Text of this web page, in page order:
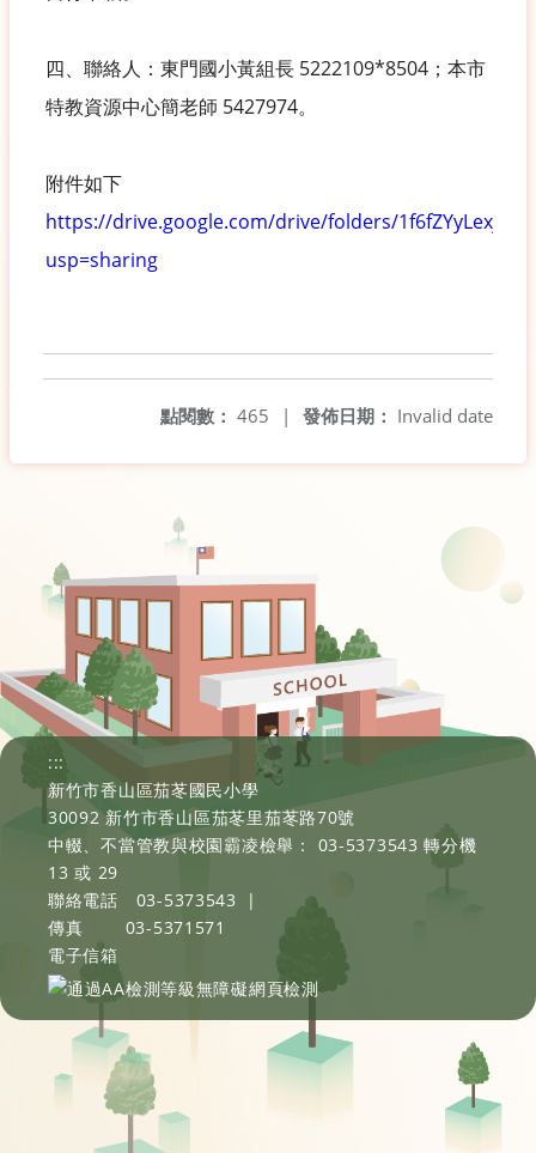
四、聯絡人：東門國小黃組長 5222109*8504；本市
特教資源中心簡老師 5427974。
附件如下
https://drive.google.com/drive/folders/
usp=sharing
發佈日期： Invalid date
點閱數： 465 |
:::
新竹市香山區茄苳國民小學
30092 新竹市香山區茄苳里茄苳路70號
中輟、不當管教與校園霸凌檢舉： 03-5373543 轉分機
13 或 29
聯絡電話
03-5373543
|
傳真
03-5371571
電子信箱